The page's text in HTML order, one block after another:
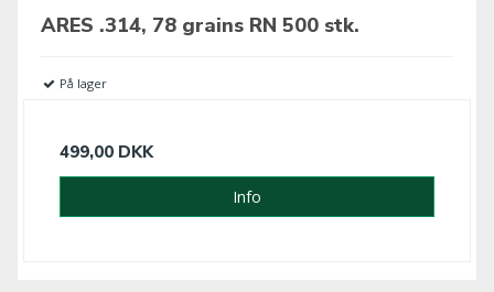
ARES .314, 78 grains RN 500 stk.
På lager
499,00 DKK
Info